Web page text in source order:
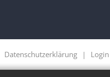
Datenschutzerklärung Login